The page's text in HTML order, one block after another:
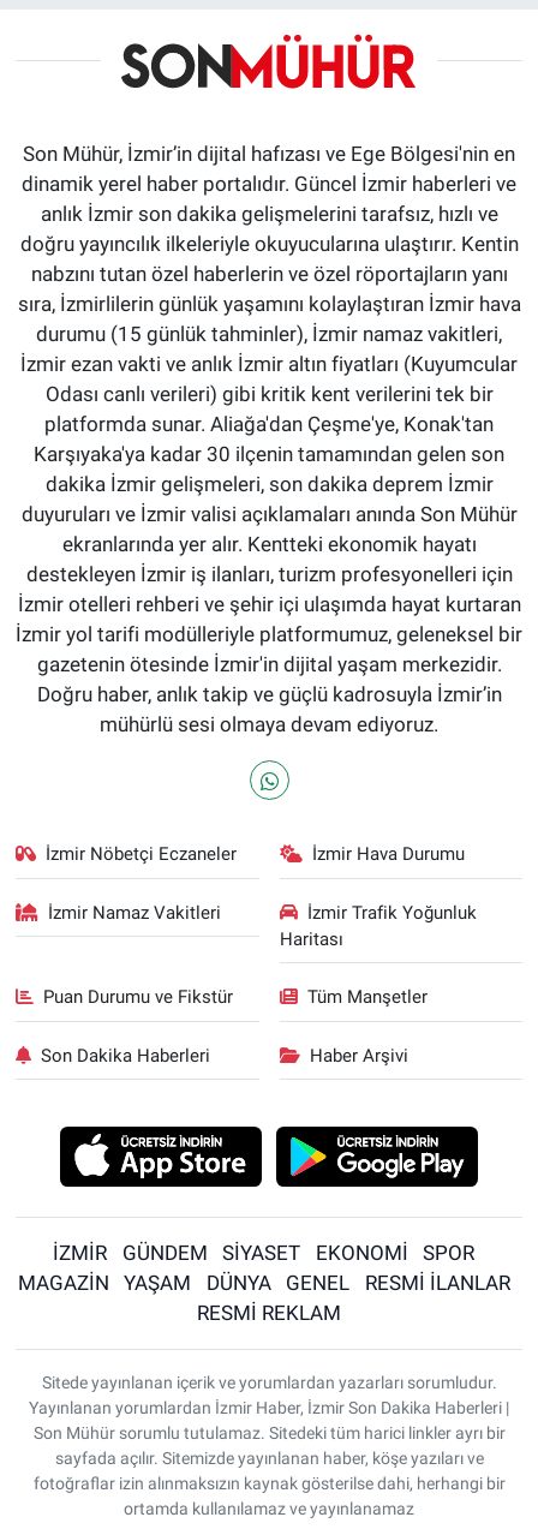
Son Mühür, İzmir’in dijital hafızası ve Ege Bölgesi'nin en
dinamik yerel haber portalıdır. Güncel İzmir haberleri ve
anlık İzmir son dakika gelişmelerini tarafsız, hızlı ve
doğru yayıncılık ilkeleriyle okuyucularına ulaştırır. Kentin
nabzını tutan özel haberlerin ve özel röportajların yanı
sıra, İzmirlilerin günlük yaşamını kolaylaştıran İzmir hava
durumu (15 günlük tahminler), İzmir namaz vakitleri,
İzmir ezan vakti ve anlık İzmir altın fiyatları (Kuyumcular
Odası canlı verileri) gibi kritik kent verilerini tek bir
platformda sunar. Aliağa'dan Çeşme'ye, Konak'tan
Karşıyaka'ya kadar 30 ilçenin tamamından gelen son
dakika İzmir gelişmeleri, son dakika deprem İzmir
duyuruları ve İzmir valisi açıklamaları anında Son Mühür
ekranlarında yer alır. Kentteki ekonomik hayatı
destekleyen İzmir iş ilanları, turizm profesyonelleri için
İzmir otelleri rehberi ve şehir içi ulaşımda hayat kurtaran
İzmir yol tarifi modülleriyle platformumuz, geleneksel bir
gazetenin ötesinde İzmir'in dijital yaşam merkezidir.
Doğru haber, anlık takip ve güçlü kadrosuyla İzmir’in
mühürlü sesi olmaya devam ediyoruz.
İzmir Nöbetçi Eczaneler İzmir Hava Durumu
İzmir Namaz Vakitleri
İzmir Trafik Yoğunluk
Haritası
Puan Durumu ve Fikstür Tüm Manşetler
Son Dakika Haberleri Haber Arşivi
İZMİR GÜNDEM SİYASET EKONOMİ
SPOR
MAGAZİN
YAŞAM DÜNYA GENEL
RESMİ İLANLAR
RESMİ REKLAM
Sitede yayınlanan içerik ve yorumlardan yazarları sorumludur.
Yayınlanan yorumlardan İzmir Haber, İzmir Son Dakika Haberleri |
Son Mühür sorumlu tutulamaz. Sitedeki tüm harici linkler ayrı bir
sayfada açılır. Sitemizde yayınlanan haber, köşe yazıları ve
fotoğraflar izin alınmaksızın kaynak gösterilse dahi, herhangi bir
ortamda kullanılamaz ve yayınlanamaz